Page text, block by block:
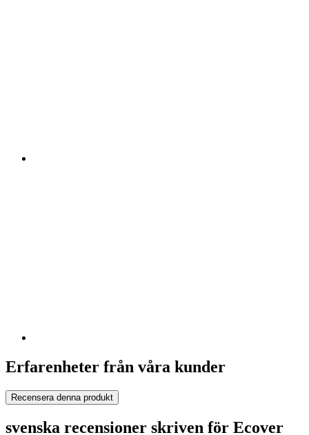
Erfarenheter från våra kunder
Recensera denna produkt
svenska recensioner skriven för Ecover